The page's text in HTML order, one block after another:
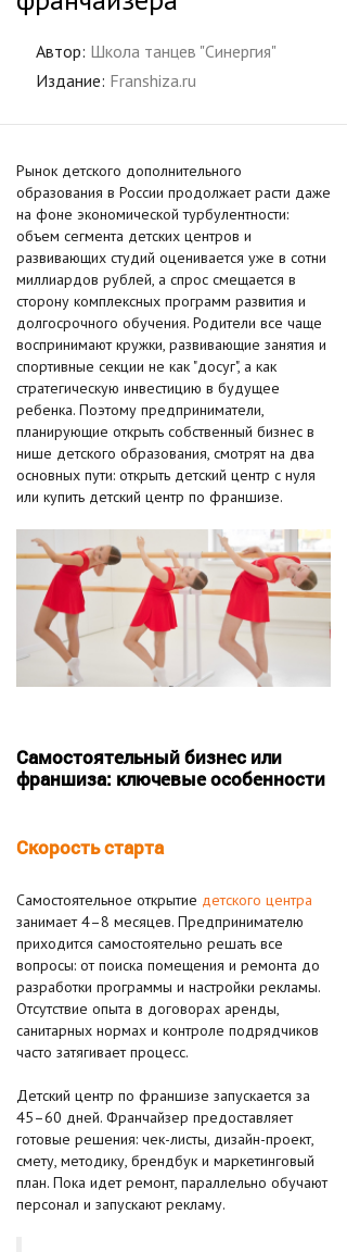
Автор: Школа танцев "Синергия"
Издание: Franshiza.ru
Рынок детского дополнительного
образования в России продолжает расти даже
на фоне экономической турбулентности:
объем сегмента детских центров и
развивающих студий оценивается уже в сотни
миллиардов рублей, а спрос смещается в
сторону комплексных программ развития и
долгосрочного обучения. Родители все чаще
воспринимают кружки, развивающие занятия и
спортивные секции не как "досуг", а как
стратегическую инвестицию в будущее
ребенка. Поэтому предприниматели,
планирующие открыть собственный бизнес в
нише детского образования, смотрят на два
основных пути: открыть детский центр с нуля
или купить детский центр по франшизе.
Самостоятельный бизнес или
франшиза: ключевые особенности
Скорость старта
Самостоятельное открытие детского центра
занимает 4–8 месяцев. Предпринимателю
приходится самостоятельно решать все
вопросы: от поиска помещения и ремонта до
разработки программы и настройки рекламы.
Отсутствие опыта в договорах аренды,
санитарных нормах и контроле подрядчиков
часто затягивает процесс.
Детский центр по франшизе запускается за
45–60 дней. Франчайзер предоставляет
готовые решения: чек-листы, дизайн-проект,
смету, методику, брендбук и маркетинговый
план. Пока идет ремонт, параллельно обучают
персонал и запускают рекламу.